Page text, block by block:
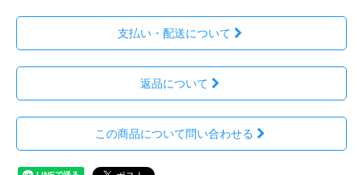
支払い・配送について
返品について
この商品について問い合わせる